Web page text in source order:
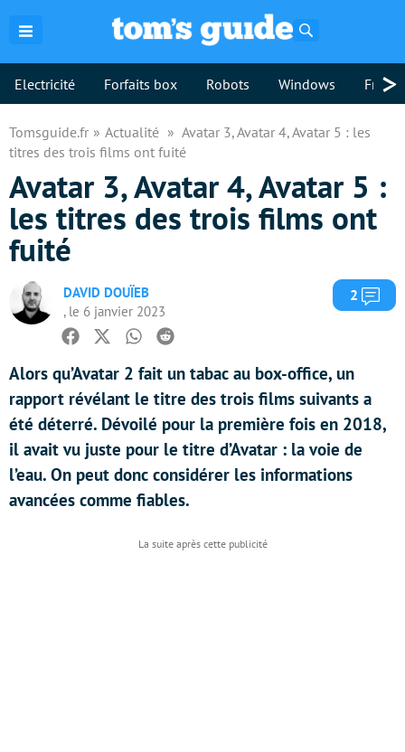
Electricité Forfaits box Robots Windows >
Tomsguide.fr Actualité
Avatar 3, Avatar 4, Avatar 5 : les
titres des trois films ont fuité
Avatar 3, Avatar 4, Avatar 5 :
les titres des trois films ont
fuité
DAVID DOUÏEB
, le 6 janvier 2023
2
Facebook
TwitterWhatsapp
Reddit
Alors qu’Avatar 2 fait un tabac au box-office, un
rapport révélant le titre des trois films suivants a
été déterré. Dévoilé pour la première fois en 2018,
il avait vu juste pour le titre d’Avatar : la voie de
l’eau. On peut donc considérer les informations
avancées comme fiables.